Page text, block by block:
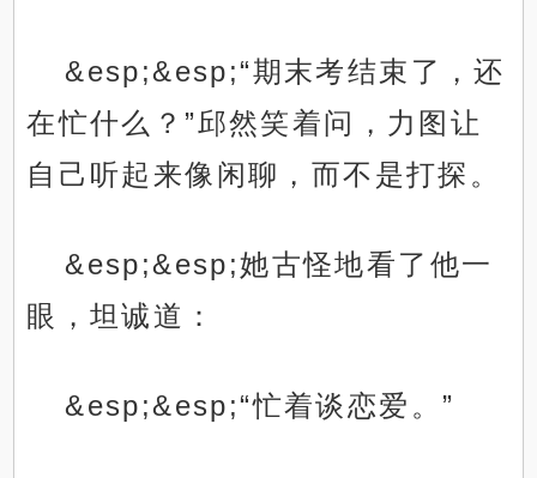
&esp;&esp;“期末考结束了，还
在忙什么？”邱然笑着问，力图让
自己听起来像闲聊，而不是打探。
&esp;&esp;她古怪地看了他一
眼，坦诚道：
&esp;&esp;“忙着谈恋爱。”